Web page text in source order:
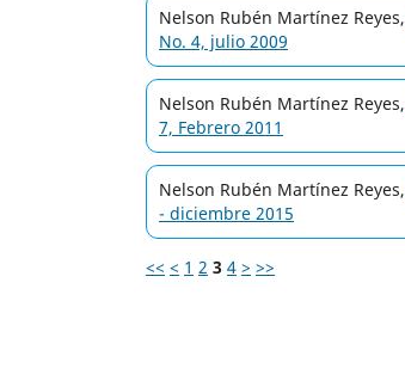
Nelson Rubén Martínez Reyes,
No. 4, julio 2009
Nelson Rubén Martínez Reyes,
7, Febrero 2011
Nelson Rubén Martínez Reyes,
- diciembre 2015
<< < 1 2 3 4 > >>